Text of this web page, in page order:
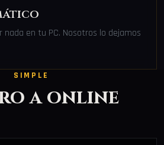
en tu PC. Nosotros lo dejamos
SIMPLE
a online